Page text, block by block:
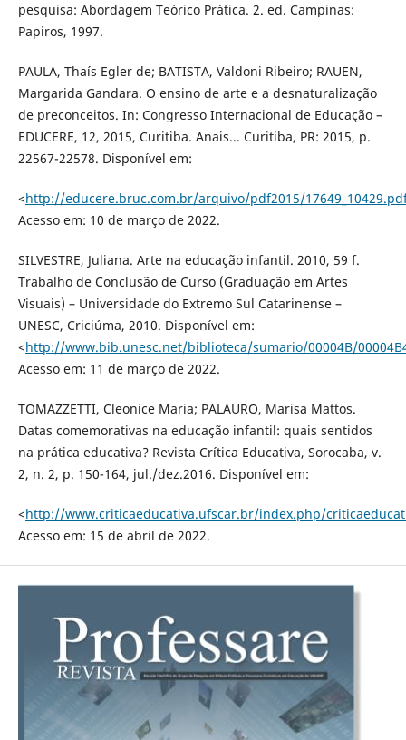
pesquisa: Abordagem Teórico Prática. 2. ed. Campinas:
Papiros, 1997.
PAULA, Thaís Egler de; BATISTA, Valdoni Ribeiro; RAUEN,
Margarida Gandara. O ensino de arte e a desnaturalização
de preconceitos. In: Congresso Internacional de Educação –
EDUCERE, 12, 2015, Curitiba. Anais... Curitiba, PR: 2015, p.
22567-22578. Disponível em:
<http://educere.bruc.com.br/arquivo/pdf2015/
Acesso em: 10 de março de 2022.
SILVESTRE, Juliana. Arte na educação infantil. 2010, 59 f.
Trabalho de Conclusão de Curso (Graduação em Artes
Visuais) – Universidade do Extremo Sul Catarinense –
UNESC, Criciúma, 2010. Disponível em:
<http://www.bib.unesc.net/biblioteca/sumario/00004B/
Acesso em: 11 de março de 2022.
TOMAZZETTI, Cleonice Maria; PALAURO, Marisa Mattos.
Datas comemorativas na educação infantil: quais sentidos
na prática educativa? Revista Crítica Educativa, Sorocaba, v.
2, n. 2, p. 150-164, jul./dez.2016. Disponível em:
<http://www.criticaeducativa.ufscar.br/index.php/
Acesso em: 15 de abril de 2022.